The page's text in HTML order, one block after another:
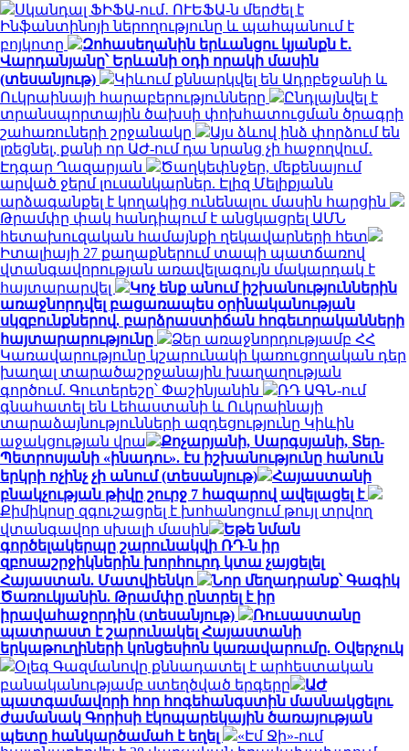
Սկանդալ ՖԻՖԱ-ում․ ՈՒԵՖԱ-ն մերժել է
Ինֆանտինոյի ներողությունը և պահպանում է
բոյկոտը
Զոհասեղանին երևանցու կյանքն է․
Վարդանյանը՝ Երևանի օդի որակի մասին
(տեսանյութ)
Կիևում քննարկվել են Ադրբեջանի և
Ուկրաինայի հարաբերությունները
Ընդլայնվել է
տրանսպորտային ծախսի փոխհատուցման ծրագրի
շահառուների շրջանակը
Այս ձևով ինձ փորձում են
լռեցնել, քանի որ ԱԺ-ում դա նրանց չի հաջողվում․
Էդգար Ղազարյան
Ծաղկեփնջեր, մեքենայում
արված ջերմ լուսանկարներ. Էլիզ Մելիքյանն
արձագանքել է կողակից ունենալու մասին հարցին
Թրամփը փակ հանդիպում է անցկացրել ԱՄՆ
հետախուզական համայնքի ղեկավարների հետ
Իտալիայի 27 քաղաքներում տապի պատճառով
վտանգավորության առավելագույն մակարդակ է
հայտարարվել
Կոչ ենք անում իշխանություններին
առաջնորդվել բացառապես օրինականության
սկզբունքներով. բարձրաստիճան հոգեւորականների
հայտարարությունը
Ձեր առաջնորդությամբ ՀՀ
Կառավարությունը կշարունակի կառուցողական դեր
խաղալ տարածաշրջանային խաղաղության
գործում. Գուտերեշը՝ Փաշինյանին
ՌԴ ԱԳՆ-ում
գնահատել են Լեհաստանի և Ուկրաինայի
տարաձայնությունների ազդեցությունը Կիևին
աջակցության վրա
Քոչարյանի, Սարգսյանի, Տեր-
Պետրոսյանի «ինադու». էս իշխանությունը հանուն
երկրի ոչինչ չի անում (տեսանյութ)
Հայաստանի
բնակչության թիվը շուրջ 7 հազարով ավելացել է
Քիմիկոսը զգուշացրել է խոհանոցում թույլ տրվող
վտանգավոր սխալի մասին
Եթե նման
գործելակերպը շարունակվի ՌԴ-ն իր
զբոսաշրջիկներին խորհուրդ կտա չայցելել
Հայաստան. Մատվիենկո
Նոր մեղադրանք՝ Գագիկ
Ծառուկյանին. Թրամփը ընտրել է իր
իրավահաջորդին (տեսանյութ)
Ռուսաստանը
պատրաստ է շարունակել Հայաստանի
երկաթուղիների կոնցեսիոն կառավարումը. Օվերչուկ
Օլեգ Գազմանովը քննադատել է արհեստական
բանականությամբ ստեղծված երգերը
ԱԺ
պատգամավորի հոր հոգեհանգստին մասնակցելու
ժամանակ Գորիսի էկոպարեկային ծառայության
պետը հանկարծամահ է եղել
«Էմ Ջի»-ում